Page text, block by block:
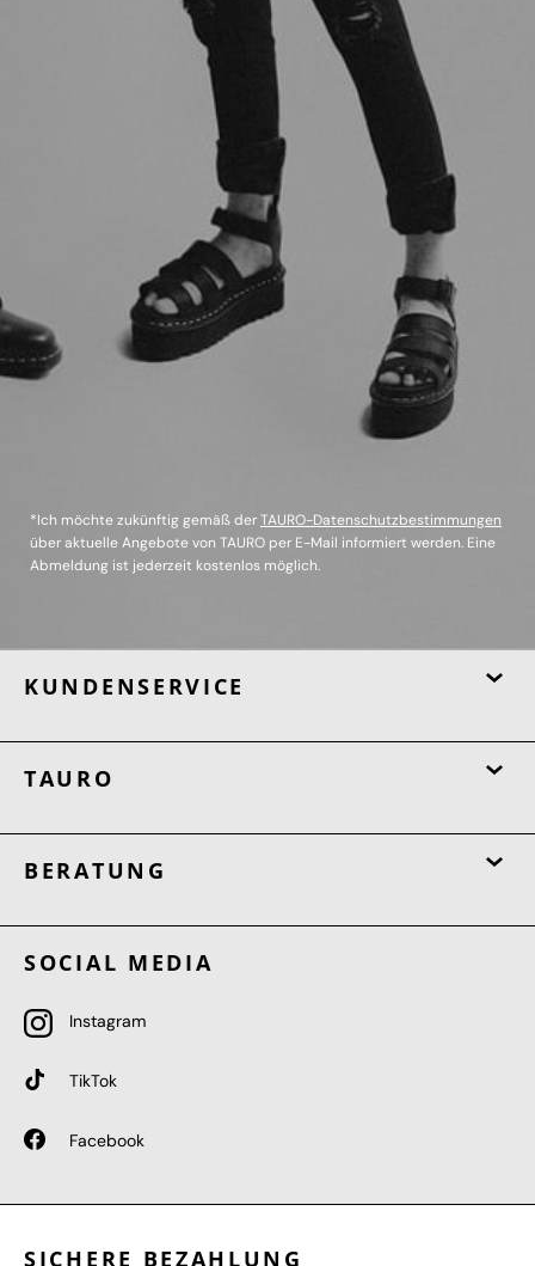
*Ich möchte zukünftig gemäß derTAURO-Datenschutzbestimmungen
über aktuelle Angebote von TAURO per E-Mail informiert werden. Eine
Abmeldung ist jederzeit kostenlos möglich.
KUNDENSERVICE
TAURO
BERATUNG
SOCIAL MEDIA
Instagram
TikTok
Facebook
SICHERE BEZAHLUNG